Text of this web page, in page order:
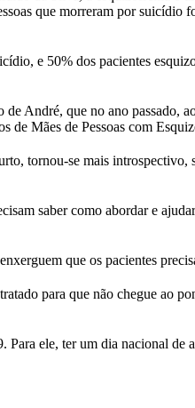
que morreram por suicídio
e 50% dos pacientes
André, que no ano passado,
Mães de Pessoas com
tornou-se mais
saber como abordar e
que os pacientes
para que não chegue ao
ele, ter um dia nacional de